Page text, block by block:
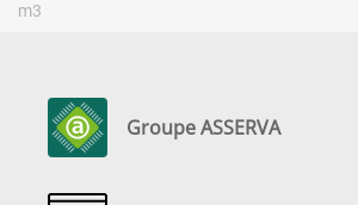
m3
Groupe ASSERVA